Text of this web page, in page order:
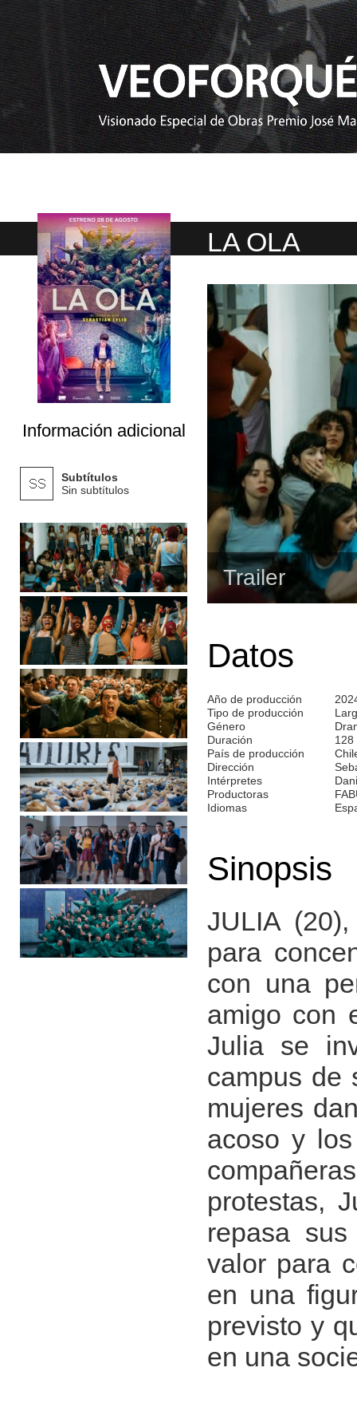
Información adicional
Subtítulos
Sin subtítulos
LA OLA
Trailer
Datos
Año de producción
Tipo de producción
Género
Duración
128
País de producción
Dirección
Intérpretes
Productoras
Idiomas
Sinopsis
JULIA
para
con una
amigo con
Julia se
campus de
mujeres
acoso y
protestas,
repasa
valor para
en una
previsto y
en una